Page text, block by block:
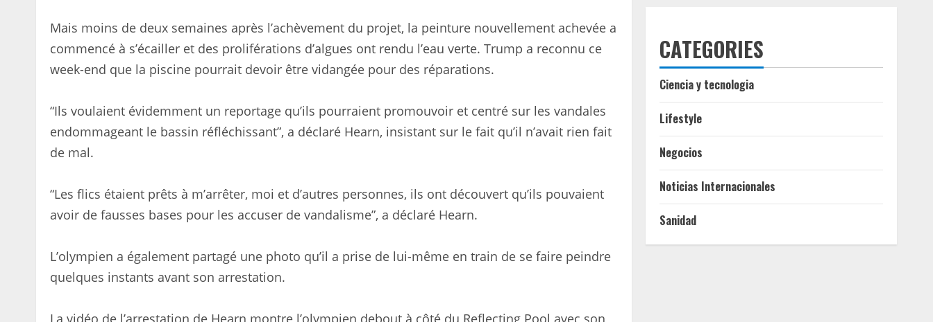
Mais moins de deux semaines après l’achèvement du projet, la peinture nouvellement achevée a
commencé à s’écailler et des proliférations d’algues ont rendu l’eau verte. Trump a reconnu ce
week-end que la piscine pourrait devoir être vidangée pour des réparations.
“Ils voulaient évidemment un reportage qu’ils pourraient promouvoir et centré sur les vandales
endommageant le bassin réfléchissant”, a déclaré Hearn, insistant sur le fait qu’il n’avait rien fait
de mal.
“Les flics étaient prêts à m’arrêter, moi et d’autres personnes, ils ont découvert qu’ils pouvaient
avoir de fausses bases pour les accuser de vandalisme”, a déclaré Hearn.
L’olympien a également partagé une photo qu’il a prise de lui-même en train de se faire peindre
quelques instants avant son arrestation.
La vidéo de l’arrestation de Hearn montre l’olympien debout à côté du Reflecting Pool avec son
CATEGORIES
Ciencia y tecnologia
Lifestyle
Negocios
Noticias Internacionales
Sanidad